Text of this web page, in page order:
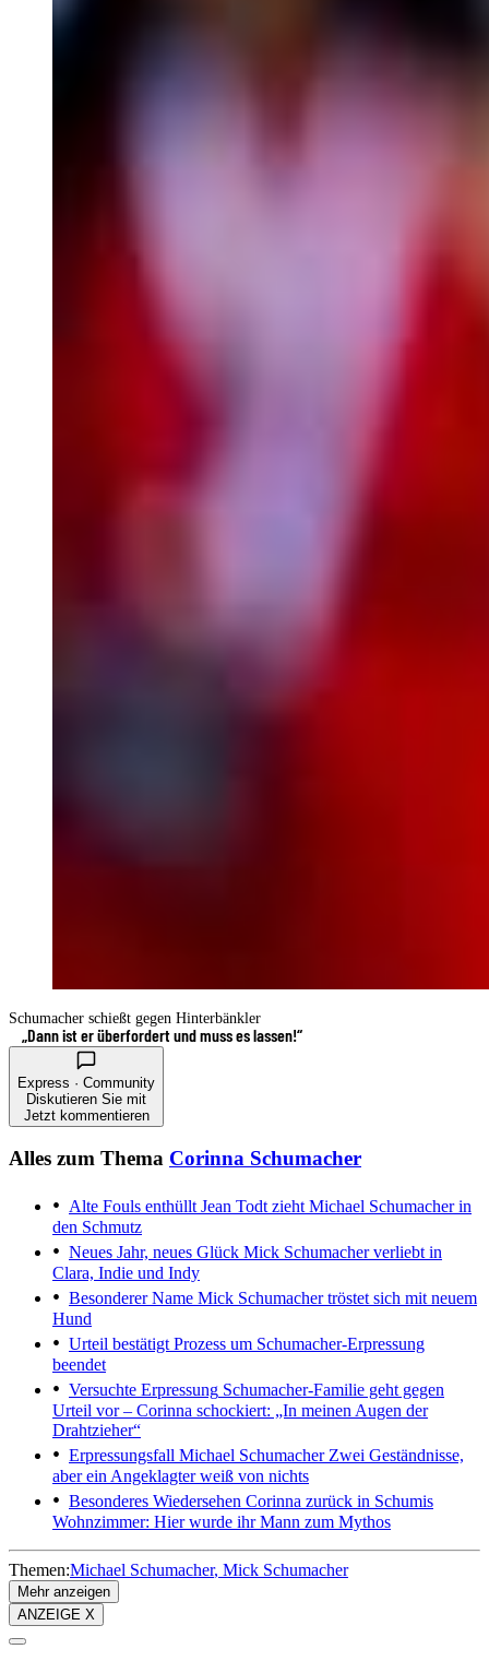
Schumacher schießt gegen Hinterbänkler
„Dann ist er überfordert und muss es lassen!“
Express · Community
Diskutieren Sie mit
Jetzt kommentieren
Alles zum Thema Corinna Schumacher
Alte Fouls enthüllt Jean Todt zieht Michael Schumacher in
den Schmutz
Neues Jahr, neues Glück Mick Schumacher verliebt in
Clara, Indie und Indy
Besonderer Name Mick Schumacher tröstet sich mit neuem
Hund
Urteil bestätigt Prozess um Schumacher-Erpressung
beendet
Versuchte Erpressung Schumacher-Familie geht gegen
Urteil vor – Corinna schockiert: „In meinen Augen der
Drahtzieher“
Erpressungsfall Michael SchumacherZwei Geständnisse,
aber ein Angeklagter weiß von nichts
Besonderes Wiedersehen Corinna zurück in Schumis
Wohnzimmer: Hier wurde ihr Mann zum Mythos
Themen:Michael Schumacher Mick Schumacher
Mehr anzeigen
ANZEIGE X